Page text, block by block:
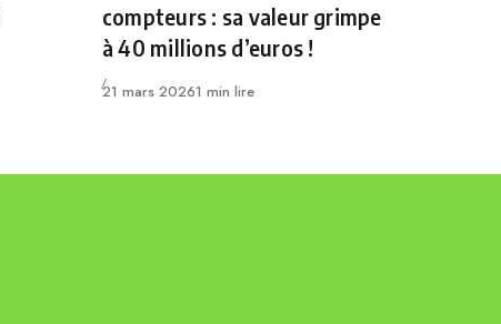
compteurs : sa valeur grimpe
à 40 millions d’euros !
Publié
21 mars 20261 min lire